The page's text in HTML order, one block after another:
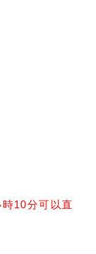
10分可以直